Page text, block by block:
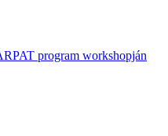
program workshopján